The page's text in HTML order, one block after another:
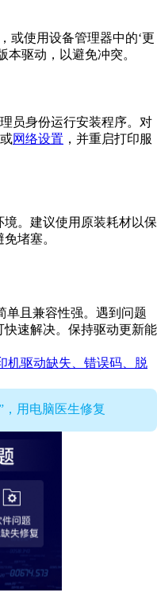
或使用设备管理器中的‘更
本驱动，以避免冲突。
员身份运行安装程序。对
网络设置 ，并重启打印服
。建议使用原装耗材以保
堵塞。
单且兼容性强。遇到问题
速解决。保持驱动更新能
机驱动缺失、错误码、脱
用电脑医生修复